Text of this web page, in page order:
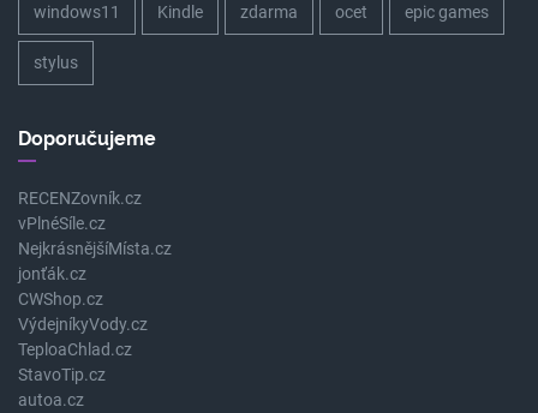
windows11 Kindle zdarma ocet epic games
stylus
Doporučujeme
RECENZovník.cz
vPlnéSíle.cz
NejkrásnějšíMísta.cz
jonťák.cz
CWShop.cz
VýdejníkyVody.cz
TeploaChlad.cz
StavoTip.cz
autoa.cz